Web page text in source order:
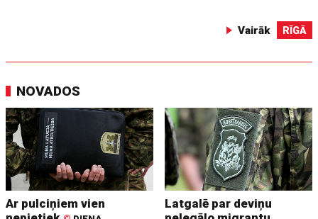
Vairāk RĪGĀ
NOVADOS
Ar pulciņiem vien
Latgalē par deviņu